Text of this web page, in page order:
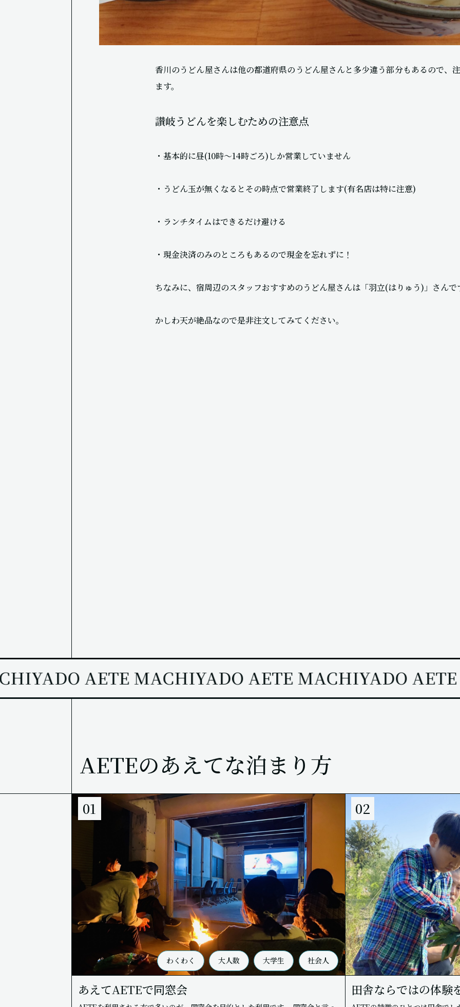
香川のうどん屋さんは他の都道府県のうどん屋さんと多少違う部分もあるので、
ます。
讃岐うどんを楽しむための注意点
・基本的に昼(10時〜14時ごろ)しか営業していません
・うどん玉が無くなるとその時点で営業終了します(有名店は特に注意)
・ランチタイムはできるだけ避ける
・現金決済のみのところもあるので現金を忘れずに！
ちなみに、宿周辺のスタッフおすすめのうどん屋さんは「羽立(はりゅう)」さんで
かしわ天が絶品なので是非注文してみてください。
AETE MACHIYADO AETE MACHIYADO
AETEのあえてな泊まり方
01
わくわく 大人数 大学生 社会人
あえてAETEで同窓会
02
田舎ならではの体験